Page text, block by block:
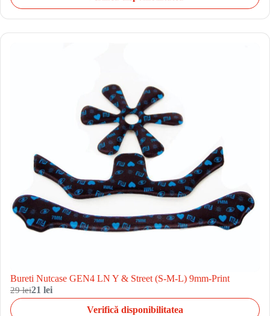
Bureti Nutcase GEN4 LN Y & Street (S-M-L) 9mm-Print
29 lei21 lei
Verifică disponibilitatea